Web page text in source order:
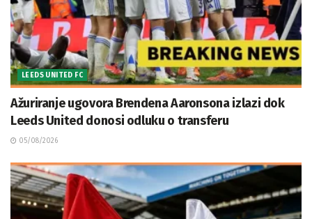
LEEDS UNITED FC
Ažuriranje ugovora Brendena Aaronsona izlazi dok
Leeds United donosi odluku o transferu
05/08/2026